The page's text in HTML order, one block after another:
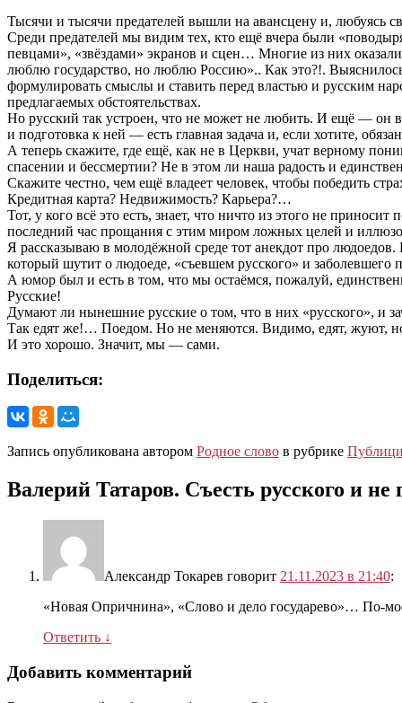
Тысячи и тысячи предателей вышли на авансцену и, любуясь
Среди предателей мы видим тех, кто ещё вчера были
певцами», «звёздами» экранов и сцен… Многие из них
люблю государство, но люблю Россию».. Как это?!.
формулировать смыслы и ставить перед властью и русским
предлагаемых обстоятельствах.
Но русский так устроен, что не может не любить. И ещё — он
и подготовка к ней — есть главная задача и, если хотите,
А теперь скажите, где ещё, как не в Церкви, учат верному
спасении и бессмертии? Не в этом ли наша радость и
Скажите честно, чем ещё владеет человек, чтобы победить
Кредитная карта? Недвижимость? Карьера?…
Тот, у кого всё это есть, знает, что ничто из этого не
последний час прощания с этим миром ложных целей и
Я рассказываю в молодёжной среде тот анекдот про
который шутит о людоеде, «съевшем русского» и
А юмор был и есть в том, что мы остаёмся, пожалуй,
Русские!
Думают ли нынешние русские о том, что в них «русского», и
Так едят же!… Поедом. Но не меняются. Видимо, едят, жуют,
И это хорошо. Значит, мы — сами.
Поделиться:
Запись опубликована автором Родное слово в рубрике
Валерий Татаров. Съесть русского и не
Александр Токарев говорит 21.11.2023 в 21:40:
«Новая Опричнина», «Слово и дело государево»… По-
Ответить ↓
Добавить комментарий